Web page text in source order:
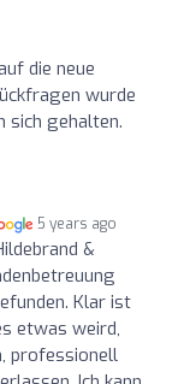
die neue
wurde
sich gehalten.
5 years ago
&
Klar ist
etwas weird,
professionell